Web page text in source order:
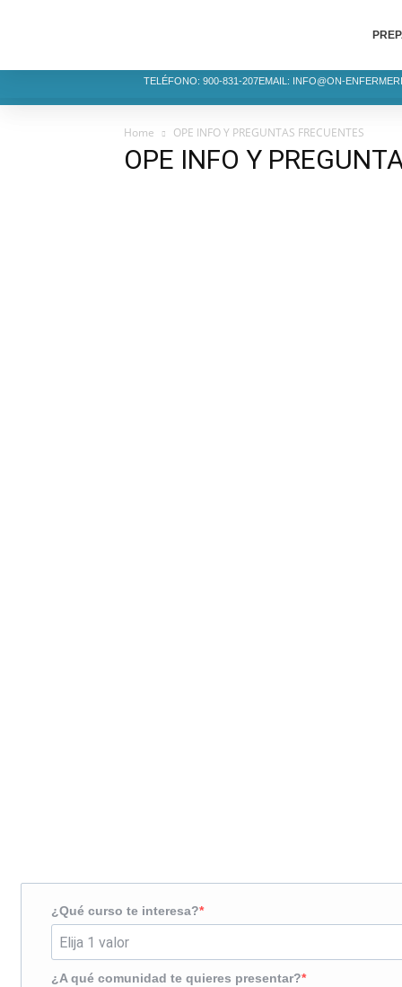
TELÉFONO: 900-831-207EMAIL: INFO@ON-
Home OPE INFO Y PREGUNTAS FRECUENTES
OPE INFO Y
¿Qué curso te interesa?
¿A qué comunidad te quieres presentar?